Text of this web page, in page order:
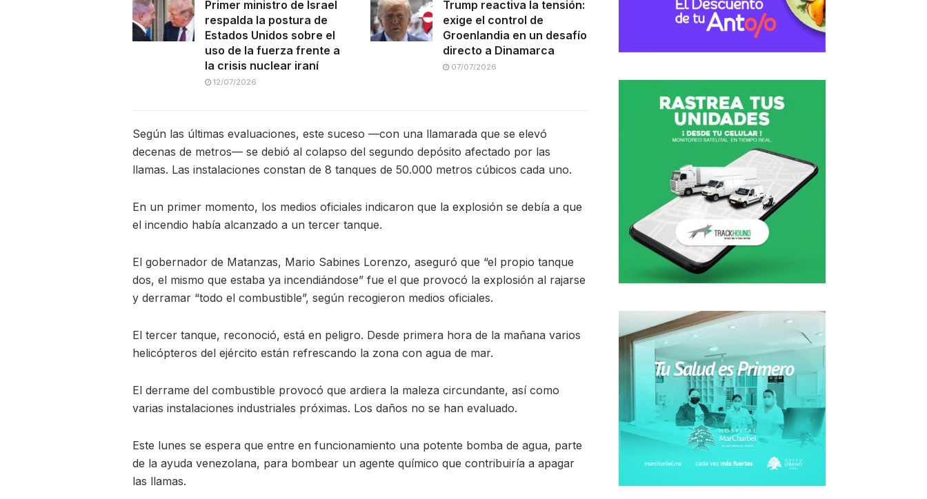
Primer ministro de Israel
respalda la postura de
Estados Unidos sobre el
uso de la fuerza frente a
la crisis nuclear iraní
12/07/2026
Trump reactiva la tensión:
exige el control de
Groenlandia en un desafío
directo a Dinamarca
07/07/2026
Según las últimas evaluaciones, este suceso —con una llamarada que se elevó
decenas de metros— se debió al colapso del segundo depósito afectado por las
llamas. Las instalaciones constan de 8 tanques de 50.000 metros cúbicos cada uno.
En un primer momento, los medios oficiales indicaron que la explosión se debía a que
el incendio había alcanzado a un tercer tanque.
El gobernador de Matanzas, Mario Sabines Lorenzo, aseguró que “el propio tanque
dos, el mismo que estaba ya incendiándose” fue el que provocó la explosión al rajarse
y derramar “todo el combustible”, según recogieron medios oficiales.
El tercer tanque, reconoció, está en peligro. Desde primera hora de la mañana varios
helicópteros del ejército están refrescando la zona con agua de mar.
El derrame del combustible provocó que ardiera la maleza circundante, así como
varias instalaciones industriales próximas. Los daños no se han evaluado.
Este lunes se espera que entre en funcionamiento una potente bomba de agua, parte
de la ayuda venezolana, para bombear un agente químico que contribuiría a apagar
las llamas.